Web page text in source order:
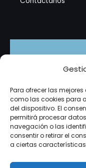
Para ofrecer las
como las cookies para
del dispositivo. El
permitirá procesar
navegación o las
consentir o retirar el
a ciertas
Suscríbete
Recibe
novedades del
en tu correo. ¡Es